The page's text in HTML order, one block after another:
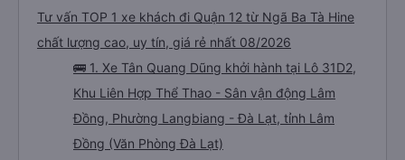
Tư vấn TOP 1 xe khách đi Quận 12 từ Ngã Ba Tà Hine
chất lượng cao, uy tín, giá rẻ nhất 08/2026
🚌 1. Xe Tân Quang Dũng khởi hành tại Lô 31D2,
Khu Liên Hợp Thể Thao - Sân vận động Lâm
Đồng, Phường Langbiang - Đà Lạt, tỉnh Lâm
Đồng (Văn Phòng Đà Lạt)